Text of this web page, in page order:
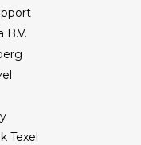
B.V.
Texel